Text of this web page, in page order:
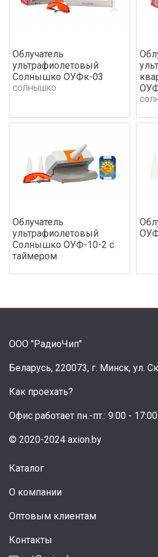
Облучатель
ультрафиолетовый
Солнышко ОУФк-03
СОЛНЫШКО
Облучатель
ультрафиолетовый
Солнышко ОУФ-10-2 с
таймером
ООО "РадиоЧип"
Беларусь, 220073, г. Минск, ул.
Как проехать?
Офис работает пн.-пт.: 9:00 - 17:00
© 2020-2024 axion.by
Каталог
О компании
Оптовым клиентам
Контакты